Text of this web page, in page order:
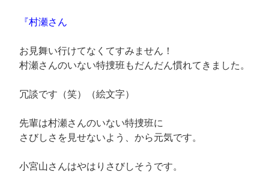
『村瀬さん
お見舞い行けてなくてすみません！
村瀬さんのいない特捜班もだんだん慣れてきました。
冗談です（笑）（絵文字）
先輩は村瀬さんのいない特捜班に
さびしさを見せないよう、から元気です。
小宮山さんはやはりさびしそうです。